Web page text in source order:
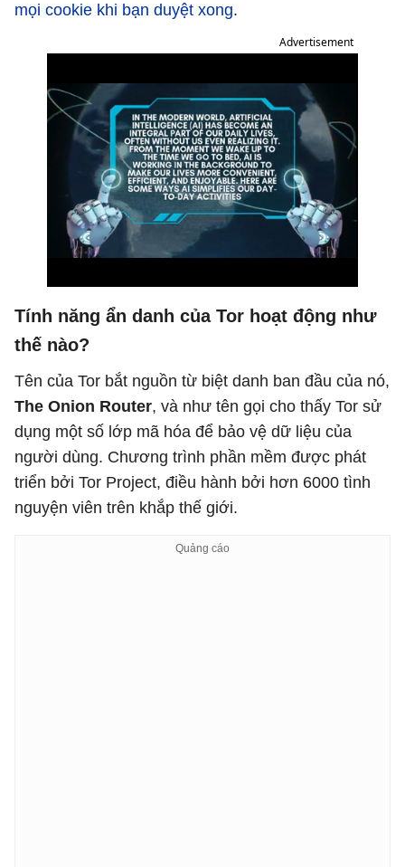
mọi cookie khi bạn duyệt xong.
Advertisement
Tính năng ẩn danh của Tor hoạt động như
thế nào?
Tên của Tor bắt nguồn từ biệt danh ban đầu của nó,
The Onion Router, và như tên gọi cho thấy Tor sử
dụng một số lớp mã hóa để bảo vệ dữ liệu của
người dùng. Chương trình phần mềm được phát
triển bởi Tor Project, điều hành bởi hơn 6000 tình
nguyện viên trên khắp thế giới.